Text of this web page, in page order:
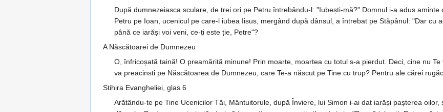
După dumnezeiasca sculare, de trei ori pe Petru întrebându-l: "Iubești-mă?" Domnul i-a adus
Petru pe Ioan, ucenicul pe care-l iubea Iisus, mergând după dânsul, a întrebat pe Stăpânul: "Dar
până ce iarăși voi veni, ce-ți este ție, Petre"?
A Născătoarei de Dumnezeu
O, înfricoșată taină! O preamărită minune! Prin moarte, moartea cu totul s-a pierdut. Deci, cine nu
va preacinsti pe Născătoarea de Dumnezeu, care Te-a născut pe Tine cu trup? Pentru ale cărei
Stihira Evangheliei, glas 6
Arătându-te pe Tine Ucenicilor Tăi, Mântuitorule, după Înviere, lui Simon i-ai dat iarăși pașterea